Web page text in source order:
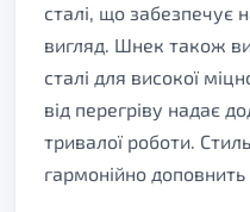
сталі, що забезпечує
вигляд. Шнек також
сталі для високої
від перегріву надає
тривалої роботи.
гармонійно доповнить